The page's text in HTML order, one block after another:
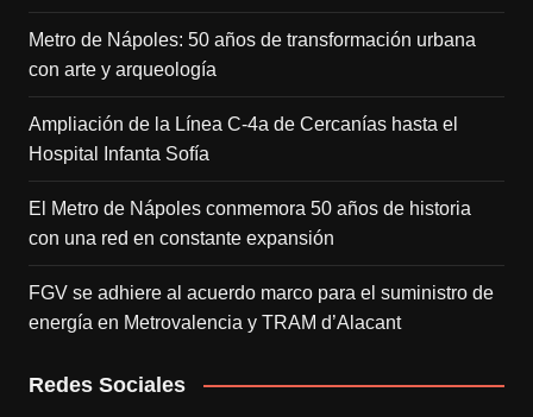
Metro de Nápoles: 50 años de transformación urbana
con arte y arqueología
Ampliación de la Línea C-4a de Cercanías hasta el
Hospital Infanta Sofía
El Metro de Nápoles conmemora 50 años de historia
con una red en constante expansión
FGV se adhiere al acuerdo marco para el suministro de
energía en Metrovalencia y TRAM d’Alacant
Redes Sociales